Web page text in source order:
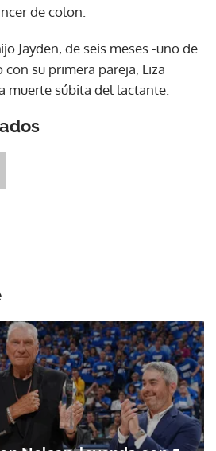
de colon.
Jayden, de seis meses -uno de
su primera pareja, Liza
muerte súbita del lactante.